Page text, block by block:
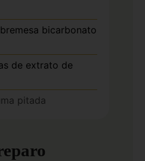
bicarbonato
de extrato de
pitada